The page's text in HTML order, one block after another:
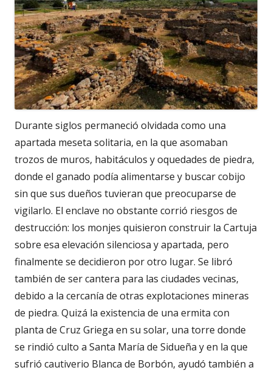
Durante siglos permaneció olvidada como una
apartada meseta solitaria, en la que asomaban
trozos de muros, habitáculos y oquedades de piedra,
donde el ganado podía alimentarse y buscar cobijo
sin que sus dueños tuvieran que preocuparse de
vigilarlo. El enclave no obstante corrió riesgos de
destrucción: los monjes quisieron construir la Cartuja
sobre esa elevación silenciosa y apartada, pero
finalmente se decidieron por otro lugar. Se libró
también de ser cantera para las ciudades vecinas,
debido a la cercanía de otras explotaciones mineras
de piedra. Quizá la existencia de una ermita con
planta de Cruz Griega en su solar, una torre donde
se rindió culto a Santa María de Sidueña y en la que
sufrió cautiverio Blanca de Borbón, ayudó también a